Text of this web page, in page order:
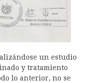
un estudio
y tratamiento
lo anterior, no se